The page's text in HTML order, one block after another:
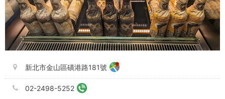
新北市金山區磺港路181號
02-2498-5252